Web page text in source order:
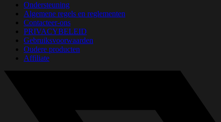
Ondersteuning
Algemene regels en reglementen
Contacteer-ons
PRIVACYBELEID
Gebruiksvoorwaarden
Oudere producten
Affiliate